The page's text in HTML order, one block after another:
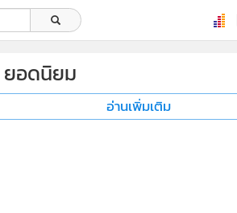
ยอดนิยม
อ่านเพิ่มเติม